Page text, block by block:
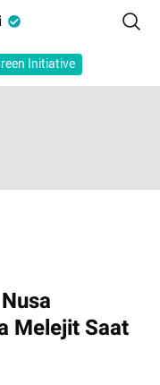
Initiative
Melejit Saat